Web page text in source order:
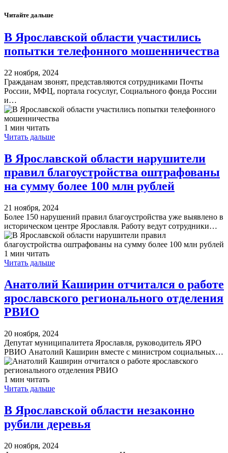
Читайте дальше
В Ярославской области участились
попытки телефонного мошенничества
22 ноября, 2024
Гражданам звонят, представляются сотрудниками Почты
России, МФЦ, портала госуслуг, Социального фонда России
и…
1 мин читать
Читать дальше
В Ярославской области нарушители
правил благоустройства оштрафованы
на сумму более 100 млн рублей
21 ноября, 2024
Более 150 нарушений правил благоустройства уже выявлено в
историческом центре Ярославля. Работу ведут сотрудники…
1 мин читать
Читать дальше
Анатолий Каширин отчитался о работе
ярославского регионального отделения
РВИО
20 ноября, 2024
Депутат муниципалитета Ярославля, руководитель ЯРО
РВИО Анатолий Каширин вместе с министром социальных…
1 мин читать
Читать дальше
В Ярославской области незаконно
рубили деревья
20 ноября, 2024